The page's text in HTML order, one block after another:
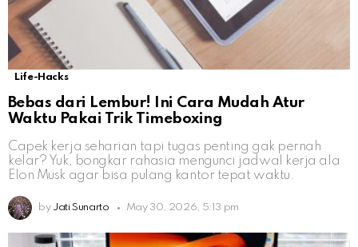
Life-Hacks
Bebas dari Lembur! Ini Cara Mudah Atur
Waktu Pakai Trik Timeboxing
Capek kerja seharian tapi tugas penting gak pernah
kelar? Yuk, bongkar rahasia mengunci jadwal kerja ala
Elon Musk agar bisa pulang kantor tepat waktu.
by Jati Sunarto May 30, 2026, 5:13 pm